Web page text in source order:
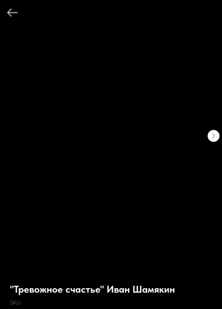
"Тревожное счастье" Иван Шамякин
SKU: